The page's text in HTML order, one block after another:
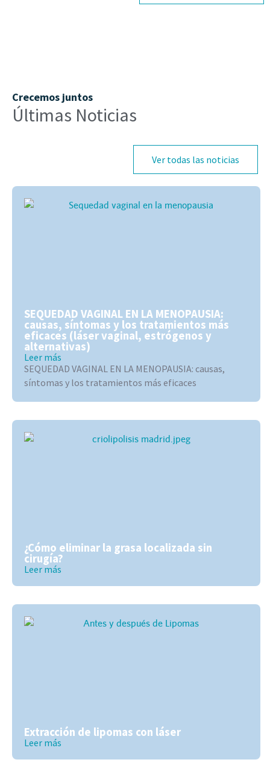
Crecemos juntos
Últimas Noticias
Ver todas las noticias
SEQUEDAD VAGINAL EN LA MENOPAUSIA:
causas, síntomas y los tratamientos más
eficaces (láser vaginal, estrógenos y
alternativas)
Leer más
SEQUEDAD VAGINAL EN LA MENOPAUSIA: causas,
síntomas y los tratamientos más eficaces
¿Cómo eliminar la grasa localizada sin
cirugía?
Leer más
Extracción de lipomas con láser
Leer más